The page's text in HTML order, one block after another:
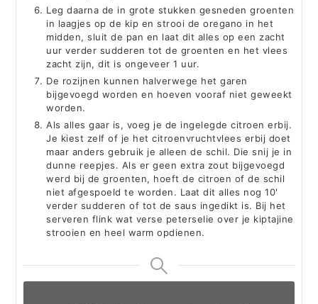
Leg daarna de in grote stukken gesneden groenten
in laagjes op de kip en strooi de oregano in het
midden, sluit de pan en laat dit alles op een zacht
uur verder sudderen tot de groenten en het vlees
zacht zijn, dit is ongeveer 1 uur.
De rozijnen kunnen halverwege het garen
bijgevoegd worden en hoeven vooraf niet geweekt
worden.
Als alles gaar is, voeg je de ingelegde citroen erbij.
Je kiest zelf of je het citroenvruchtvlees erbij doet
maar anders gebruik je alleen de schil. Die snij je in
dunne reepjes. Als er geen extra zout bijgevoegd
werd bij de groenten, hoeft de citroen of de schil
niet afgespoeld te worden. Laat dit alles nog 10'
verder sudderen of tot de saus ingedikt is. Bij het
serveren flink wat verse peterselie over je kiptajine
strooien en heel warm opdienen.